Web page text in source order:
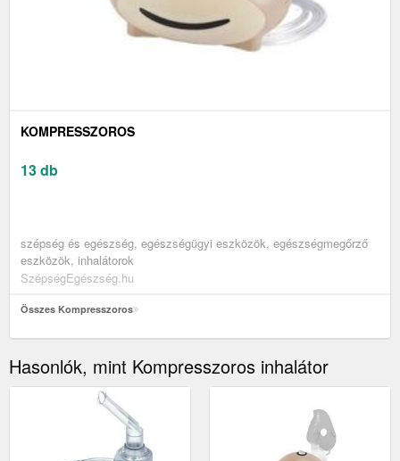
KOMPRESSZOROS
13 db
szépség és egészség, egészségügyi eszközök, egészségmegőrző
eszközök, inhalátorok
SzépségEgészség.hu
Összes Kompresszoros
Hasonlók, mint Kompresszoros inhalátor